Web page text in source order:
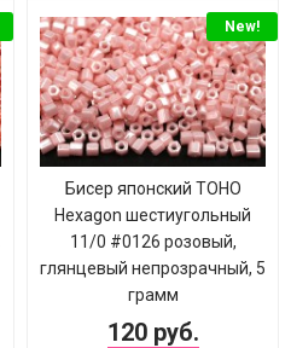
New!
Бисер японский TOHO
Hexagon шестиугольный
11/0 #0126 розовый,
глянцевый непрозрачный, 5
грамм
120 руб.